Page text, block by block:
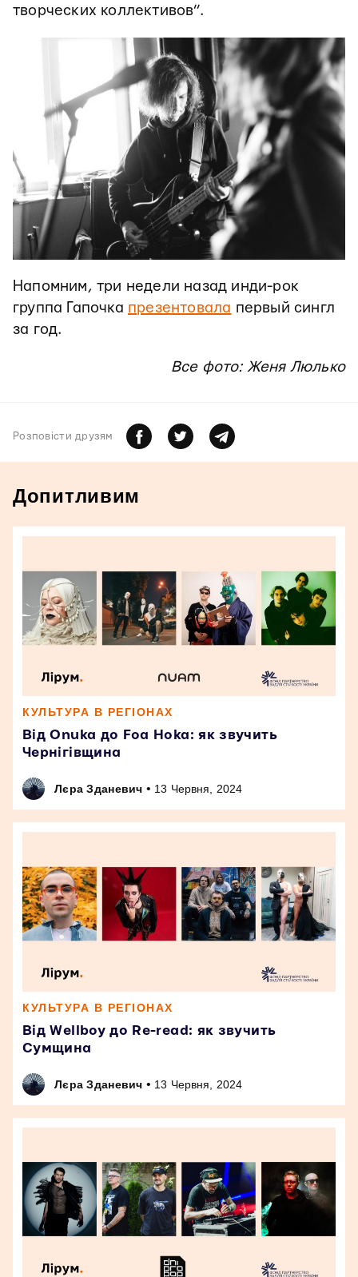
творческих коллективов”.
Напомним, три недели назад инди-рок
группа Гапочка презентовала первый сингл
за год.
Все фото: Женя Люлько
Розповiсти друзям
Допитливим
КУЛЬТУРА В РЕГІОНАХ
Від Onuka до Foa Hoka: як звучить
Чернігівщина
Лєра Зданевич • 13 Червня, 2024
КУЛЬТУРА В РЕГІОНАХ
Від Wellboy до Re-read: як звучить
Сумщина
Лєра Зданевич • 13 Червня, 2024